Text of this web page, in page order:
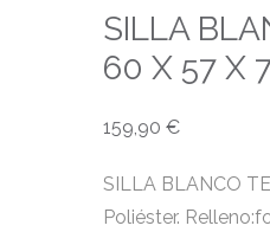
SILLA
60 X 57 X
159,90 €
SILLA BLANCO
Poliéster.